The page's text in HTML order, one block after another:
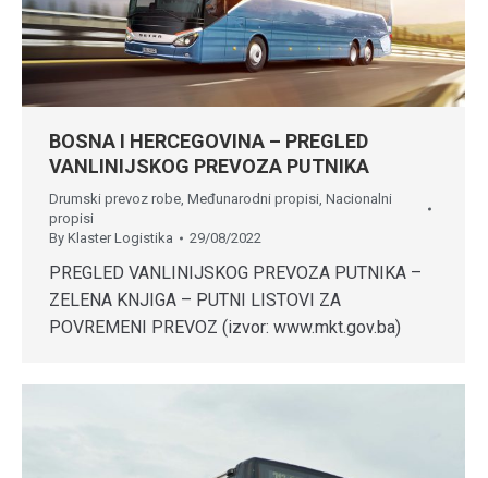
BOSNA I HERCEGOVINA – PREGLED
VANLINIJSKOG PREVOZA PUTNIKA
Drumski prevoz robe, Međunarodni propisi, Nacionalni
propisi
By Klaster Logistika 29/08/2022
PREGLED VANLINIJSKOG PREVOZA PUTNIKA –
ZELENA KNJIGA – PUTNI LISTOVI ZA
POVREMENI PREVOZ (izvor: www.mkt.gov.ba)